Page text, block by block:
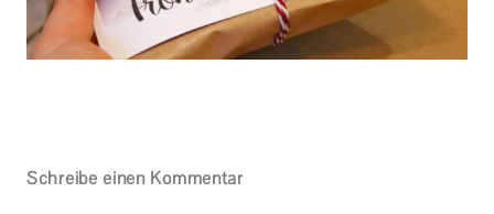
Schreibe einen Kommentar